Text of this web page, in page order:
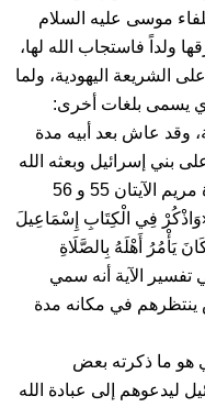
موسى عليه السلام
ولداً فاستجاب الله لها،
الشريعة اليهودية، ولما
يسمى بلغات أخرى:
وقد عاش بعد أبيه مدة
بني إسرائيل وبعثه الله
نبياً، وقد ورد ذكره في القرآن في سورة مريم الآيتان 55 و 56
فِي الْكِتَابِ إِسْمَاعِيلَ
يَأْمُرُ أَهْلَهُ بِالصَّلَاةِ
الآية أنه سمي
في مكانه مدة
هو ما ذكرته بعض
ليدعوهم إلى عبادة الله